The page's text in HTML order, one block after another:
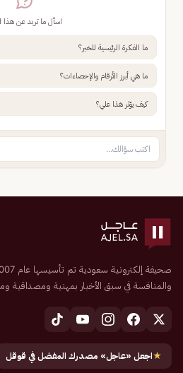
اسأل ما تريد عن هذا
ما الفكرة الرئيسية للخبر؟
ما هي أبرز الأرقام والإحصاءات؟
كيف يؤثر هذا علي؟
والمنافسة في سبق الأخبار بمهنية ومصداقية
★اجعل «عاجل» مصدرك المفضل في قوقل